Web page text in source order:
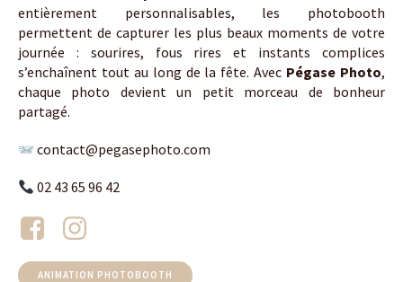
entièrement personnalisables, les photobooth
permettent de capturer les plus beaux moments de votre
journée : sourires, fous rires et instants complices
s’enchaînent tout au long de la fête. Avec Pégase Photo,
chaque photo devient un petit morceau de bonheur
partagé.
contact@pegasephoto.com
02 43 65 96 42
ANIMATION PHOTOBOOTH